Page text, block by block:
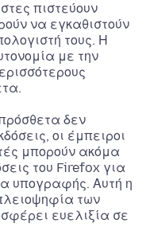
πιστεύουν
να εγκαθιστούν
τους. Η
με την
δεν
οι έμπειροι
μπορούν ακόμα
του Firefox για
υπογραφής. Αυτή η
των
ευελιξία σε